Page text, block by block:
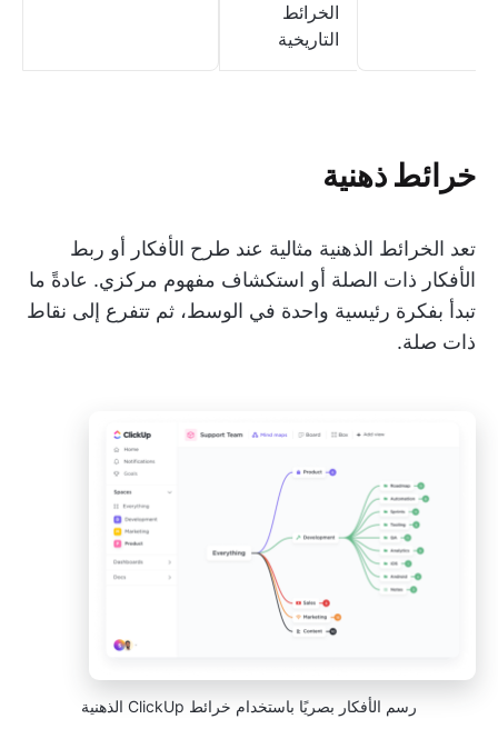
الخرائط
التاريخية
خرائط ذهنية
تعد الخرائط الذهنية مثالية عند طرح الأفكار أو ربط
الأفكار ذات الصلة أو استكشاف مفهوم مركزي. عادةً ما
تبدأ بفكرة رئيسية واحدة في الوسط، ثم تتفرع إلى نقاط
ذات صلة.
رسم الأفكار بصريًا باستخدام خرائط ClickUp الذهنية